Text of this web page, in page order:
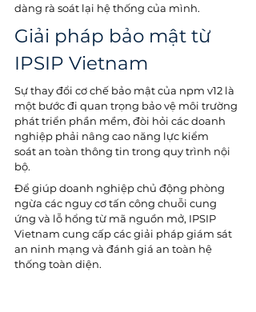
dàng rà soát lại hệ thống của mình.
Giải pháp bảo mật từ
IPSIP Vietnam
Sự thay đổi cơ chế bảo mật của npm v12 là
một bước đi quan trọng bảo vệ môi trường
phát triển phần mềm, đòi hỏi các doanh
nghiệp phải nâng cao năng lực kiểm
soát an toàn thông tin trong quy trình nội
bộ.
Để giúp doanh nghiệp chủ động phòng
ngừa các nguy cơ tấn công chuỗi cung
ứng và lỗ hổng từ mã nguồn mở, IPSIP
Vietnam cung cấp các giải pháp giám sát
an ninh mạng và đánh giá an toàn hệ
thống toàn diện.